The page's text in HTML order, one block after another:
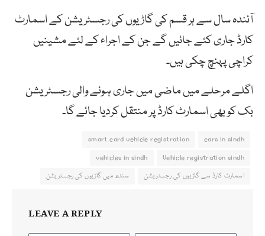
آئندہ سال سے ہر قسم کی گاڑیوں کی رجسٹریشن کے اسمارٹ
کارڈ جاری کئے جائیں گے جن کے اجراء کے لئے مشینیں
کراچی پہنچ چکی ہیں۔
اگلے مرحلے میں ماضی میں جاری ہونے والی رجسٹریشن
بک کو بھی اسمارٹ کارڈ پر منتقل کردیا جائے گا۔
cars in sindh
smart card vehicle registration
Vehicle registration sindh
vehicles in sindh
اسمارٹ کارڈ سے گاڑیوں کی رجسٹریشن
سندھ میں گاڑیوں کی رجسٹریشن
LEAVE A REPLY